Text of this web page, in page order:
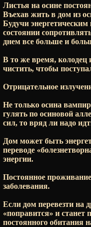
Листья на осине
Въехав жить в дом из
Будучи
состоянии
днем все больше и
В то же время, колодец
чистить, чтобы
Отрицательное
Не только осина
гулять по осиновой
сил, то вряд ли надо
Дом может быть
переводе
энергии.
Постоянное
заболевания.
Если дом перевезти на
«поправится» и
постоянного обитания